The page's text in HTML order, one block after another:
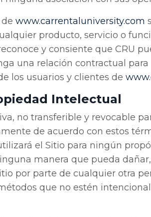
www.carrentaluniversity.com
producto, servicio o
y consiente que CRU
una relación contractual
los usuarios y clientes de www
Intelectual
no transferible y revocable
de acuerdo con estos
el Sitio para ningún
manera que pueda
por parte de cualquier otra
que no estén